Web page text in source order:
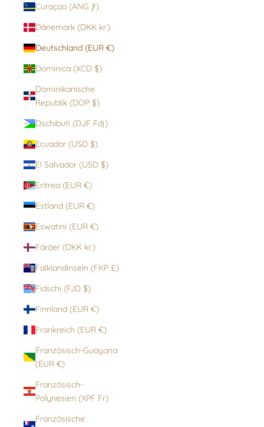
Curaçao (ANG ƒ)
Dänemark (DKK kr.)
Deutschland (EUR €)
Dominica (XCD $)
Dominikanische
Republik (DOP $)
Dschibuti (DJF Fdj)
Ecuador (USD $)
El Salvador (USD $)
Eritrea (EUR €)
Estland (EUR €)
Eswatini (EUR €)
Färöer (DKK kr.)
Falklandinseln (FKP £)
Fidschi (FJD $)
Finnland (EUR €)
Frankreich (EUR €)
Französisch-Guayana
(EUR €)
Französisch-
Polynesien (XPF Fr)
Französische